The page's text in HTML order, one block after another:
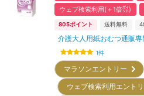
ウェブ検索利用(＋1倍㌽)
805ポイント 送料無料
介護大人用紙おむつ通販
1件
マラソンエントリー
ウェブ検索利用エント